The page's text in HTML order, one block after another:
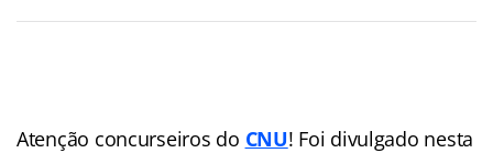
Atenção concurseiros do CNU! Foi divulgado nesta